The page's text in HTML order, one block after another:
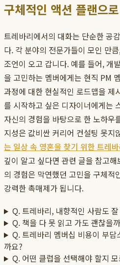
구체적인 액션 플랜으
트레바리에서의 대화는 단순한 공
다. 각 분야의 전문가들이 모인 만
조언이 오고 갑니다. 예를 들어, 개
을 고민하는 멤버에게는 현직 PM
과정에 대한 현실적인 로드맵을 제
를 시작하고 싶은 디자이너에게는
자신의 경험을 바탕으로 한 노하우
지성은 값비싼 커리어 컨설팅 못지
는 일상 속 영혼을 찾기 위한 트레
깊이 알고 싶다면 관련 글을 참고
의 경험은 막연했던 고민을 구체적
강력한 촉매제가 됩니다.
Q. 트레바리, 내향적인 사람도
Q. 책을 다 못 읽고 가도 괜찮을
Q. 트레바리 멤버십 비용이 부
까요?
Q. 어떤 클럽을 선택해야 할지